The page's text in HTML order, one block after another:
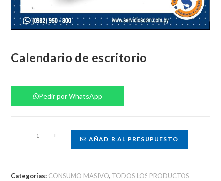
Calendario de escritorio
Pedir por WhatsApp
Calendario
de
- + AÑADIR AL PRESUPUESTO
Categorías: CONSUMO MASIVO, TODOS LOS PRODUCTOS